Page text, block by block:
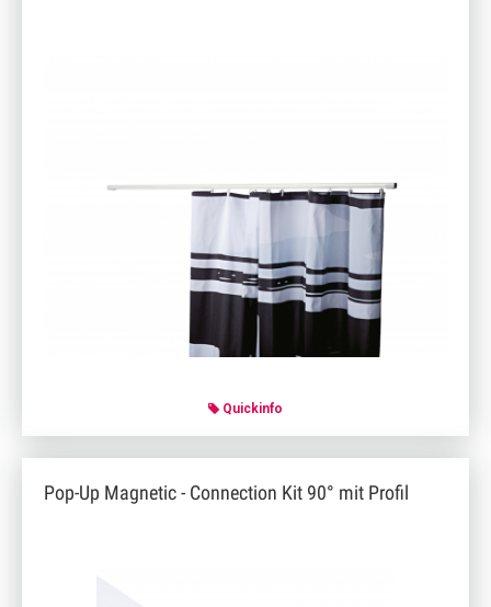
Quickinfo
Pop-Up Magnetic - Connection Kit 90° mit Profil